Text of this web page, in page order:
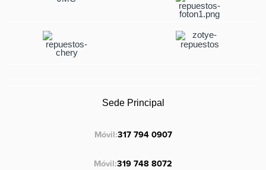
Sede Principal
Móvil:317 794 0907
Móvil:319 748 8072